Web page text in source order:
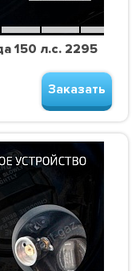
150 л.с. 2295
Заказать